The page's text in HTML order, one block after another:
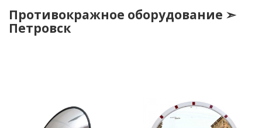
Противокражное оборудование ➣
Петровск